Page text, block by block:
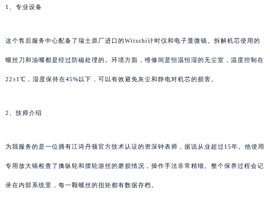
1、专业设备
这个售后服务中心配备了瑞士原厂进口的Witschi计时仪和电子显微镜。拆解机芯使用的
螺丝刀和油嘴都是经过防磁处理的。环境方面，维修间是恒温恒湿的无尘室，温度控制在
22±1℃，湿度保持在45%以下，可以有效避免灰尘和静电对机芯的损害。
2、技师介绍
为我服务的是一位拥有江诗丹顿官方技术认证的资深钟表师，据说从业超过15年。他使用
专用放大镜检查了擒纵轮和摆轮游丝的磨损情况，操作手法非常精细。整个保养过程会记
录在内部系统里，每一颗螺丝的扭矩都有数据存档。